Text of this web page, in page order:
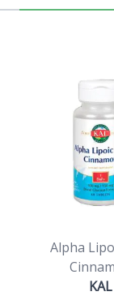
Alpha
KAL